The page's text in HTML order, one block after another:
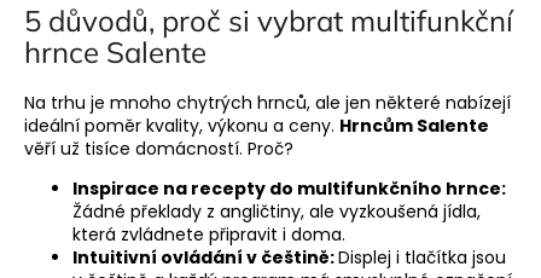
5 důvodů, proč si vybrat multifunkční
hrnce Salente
Na trhu je mnoho chytrých hrnců, ale jen některé nabízejí
ideální poměr kvality, výkonu a ceny. Hrncům Salente
věří už tisíce domácností. Proč?
Inspirace na recepty do multifunkčního hrnce:
Žádné překlady z angličtiny, ale vyzkoušená jídla,
která zvládnete připravit i doma.
Intuitivní ovládání v češtině:Displej i tlačítka jsou